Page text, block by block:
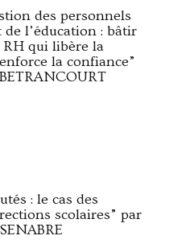
des personnels
de l’éducation : bâtir
qui libère la
la confiance”
: le cas des
scolaires” par